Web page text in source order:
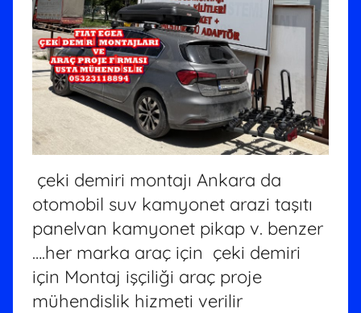
çeki demiri montajı Ankara da
otomobil suv kamyonet arazi taşıtı
panelvan kamyonet pikap v. benzer
….her marka araç için çeki demiri
için Montaj işçiliği araç proje
mühendislik hizmeti verilir